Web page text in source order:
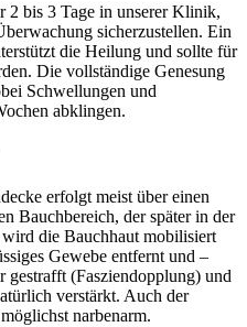
2 bis 3 Tage in unserer Klinik,
sicherzustellen. Ein
die Heilung und sollte für
Die vollständige Genesung
Schwellungen und
abklingen.
erfolgt meist über einen
Bauchbereich, der später in der
die Bauchhaut mobilisiert
Gewebe entfernt und –
(Fasziendopplung) und
verstärkt. Auch der
narbenarm.